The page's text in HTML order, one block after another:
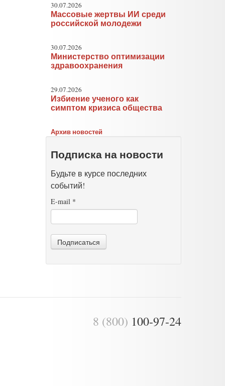
30.07.2026
Массовые жертвы ИИ среди
российской молодежи
30.07.2026
Министерство оптимизации
здравоохранения
29.07.2026
Избиение ученого как
симптом кризиса общества
Архив новостей
Подписка на новости
Будьте в курсе последних
событий!
E-mail *
Подписаться
8 (800) 100-97-24